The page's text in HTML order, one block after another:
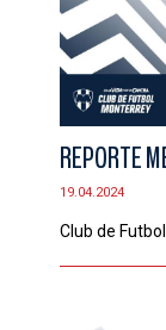
REPORTE
19.04.2024
Club de